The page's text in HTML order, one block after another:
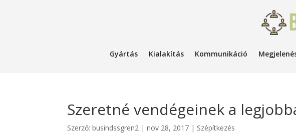
Gyártás Kialakítás Kommunikáció
Szeretné vendégeinek a
Szerző:busindssgren2 |nov 28, 2017 | Szépítkezés